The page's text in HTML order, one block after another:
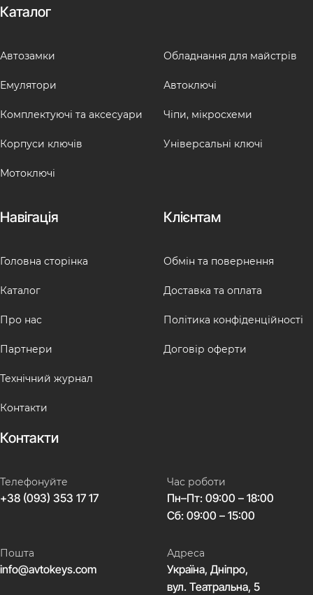
Каталог
Автозамки
Емулятори
Комплектуючі та аксесуари
Корпуси ключів
Мотоключі
Обладнання для майстрів
Автоключі
Чіпи, мікросхеми
Універсальні ключі
Навігація
Головна сторінка
Каталог
Про нас
Партнери
Технічний журнал
Контакти
Клієнтам
Обмін та повернення
Доставка та оплата
Політика конфіденційності
Договір оферти
Контакти
Телефонуйте
+38 (093) 353 17 17
Час роботи
Пн–Пт: 09:00 – 18:00
Сб: 09:00 – 15:00
Пошта
info@avtokeys.com
Адреса
Україна, Дніпро,
вул. Театральна, 5